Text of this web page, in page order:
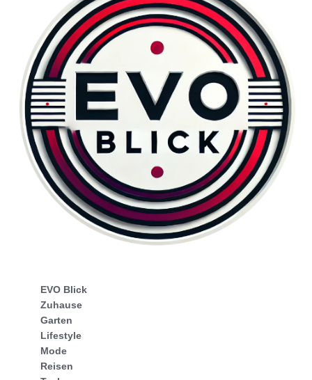
EVO Blick
Zuhause
Garten
Lifestyle
Mode
Reisen